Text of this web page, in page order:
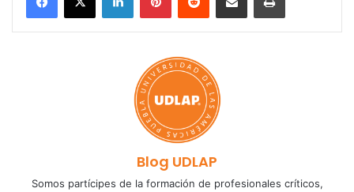
Blog UDLAP
Somos partícipes de la formación de profesionales críticos,